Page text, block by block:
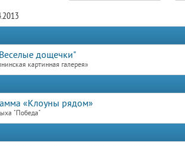
дощечки"
картинная галерея»
«Клоуны рядом»
"Победа"